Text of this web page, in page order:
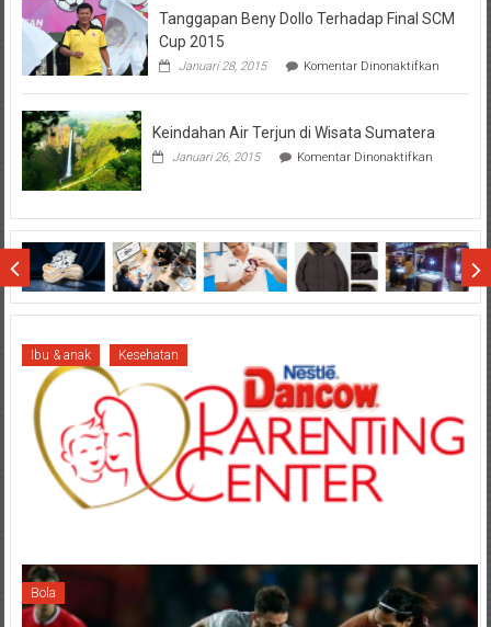
Penting
Hasil
Tanggapan Beny Dollo Terhadap Final SCM
Cup 2015
Januari 28, 2015 Komentar Dinonaktifkanpada
Beny
Keindahan Air Terjun di Wisata Sumatera
Januari 26, 2015 Komentar Dinonaktifkanpada
di
Wisata
Sumatera
Ibu & anak Kesehatan
Bola